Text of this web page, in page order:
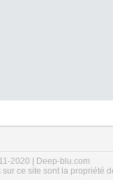
2020 | Deep-blu.com
sur ce site sont la propriété